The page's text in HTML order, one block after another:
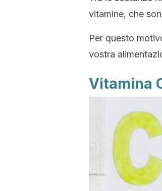
vitamine, che
Per questo
vostra
Vitamina